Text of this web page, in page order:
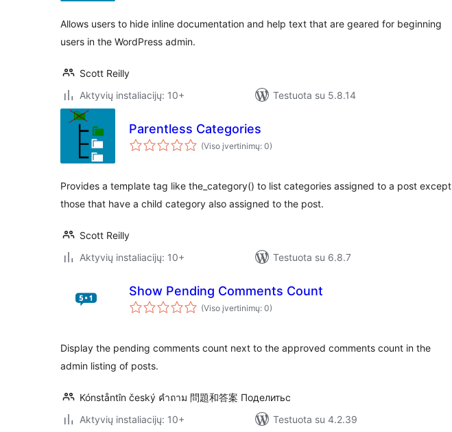
Allows users to hide inline documentation and help text that are geared for beginning
users in the WordPress admin.
Scott Reilly
Aktyvių instaliacijų: 10+
Testuota su 5.8.14
Parentless Categories
(Viso įvertinimų: 0)
Provides a template tag like the_category() to list categories assigned to a post except
those that have a child category also assigned to the post.
Scott Reilly
Aktyvių instaliacijų: 10+
Testuota su 6.8.7
Show Pending Comments Count
(Viso įvertinimų: 0)
Display the pending comments count next to the approved comments count in the
admin listing of posts.
Kónståntîn český คำถาม 問題和答案 Поделитьс
Aktyvių instaliacijų: 10+
Testuota su 4.2.39